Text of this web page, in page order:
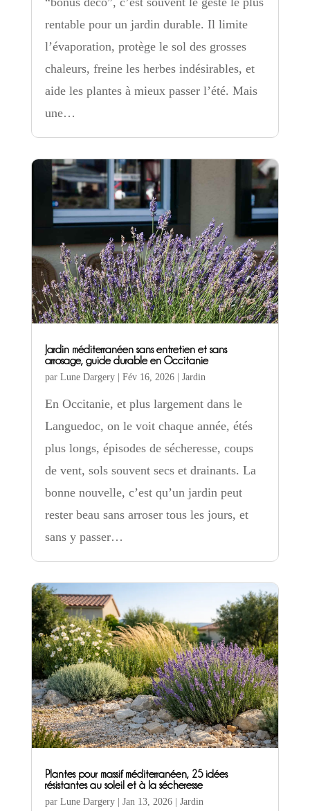
rentable pour un jardin durable. Il limite
l’évaporation, protège le sol des grosses
chaleurs, freine les herbes indésirables, et
aide les plantes à mieux passer l’été. Mais
une…
Jardin méditerranéen sans entretien et sans
arrosage, guide durable en Occitanie
par Lune Dargery| Fév 16, 2026| Jardin
En Occitanie, et plus largement dans le
Languedoc, on le voit chaque année, étés
plus longs, épisodes de sécheresse, coups
de vent, sols souvent secs et drainants. La
bonne nouvelle, c’est qu’un jardin peut
rester beau sans arroser tous les jours, et
sans y passer…
Plantes pour massif méditerranéen, 25 idées
résistantes au soleil et à la sécheresse
par Lune Dargery| Jan 13, 2026| Jardin